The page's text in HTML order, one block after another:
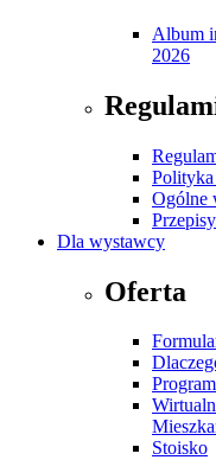
Album
2026
Ogólne
Dla wystawcy
Oferta
Stoisko